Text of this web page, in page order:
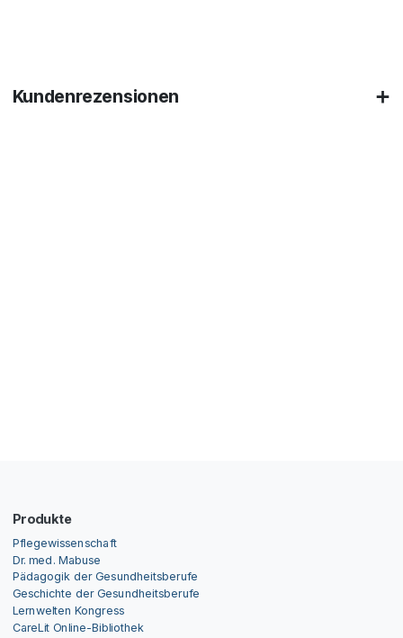
Kundenrezensionen
Produkte
Pflegewissenschaft
Dr. med. Mabuse
Pädagogik der Gesundheitsberufe
Geschichte der Gesundheitsberufe
Lernwelten Kongress
CareLit Online-Bibliothek